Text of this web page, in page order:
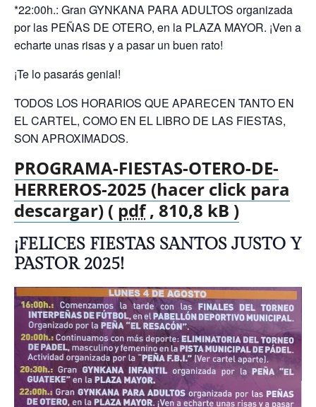
*22:00h.: Gran GYNKANA PARA ADULTOS organizada
por las PEÑAS DE OTERO, en la PLAZA MAYOR. ¡Ven a
echarte unas risas y a pasar un buen rato!
¡Te lo pasarás genial!
TODOS LOS HORARIOS QUE APARECEN TANTO EN
EL CARTEL, COMO EN EL LIBRO DE LAS FIESTAS,
SON APROXIMADOS.
PROGRAMA-FIESTAS-OTERO-DE-
HERREROS-2025 (hacer click para
descargar) ( pdf, 810,8 kB )
¡FELICES FIESTAS SANTOS JUSTO Y
PASTOR 2025!